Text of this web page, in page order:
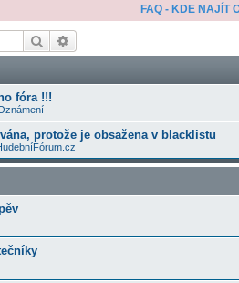
FAQ - KDE NAJÍT
Hledat
fóra !!!
protože je obsažena v blacklistu